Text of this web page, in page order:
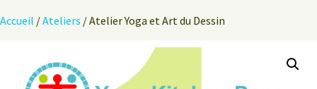
Accueil /Ateliers / Atelier Yoga et Art du Dessin